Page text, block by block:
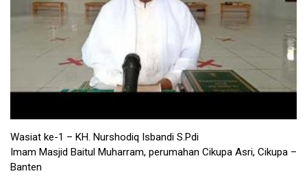
Wasiat ke-1 – KH. Nurshodiq Isbandi S.Pdi
Imam Masjid Baitul Muharram, perumahan Cikupa Asri, Cikupa –
Banten